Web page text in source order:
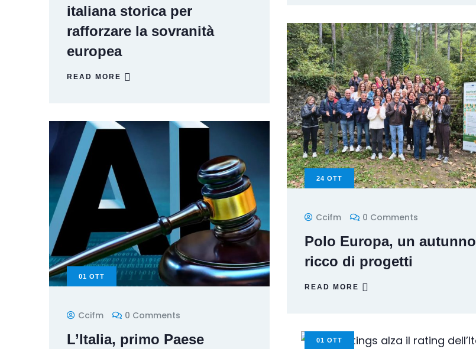
italiana storica per
rafforzare la sovranità
europea
READ MORE
24 OTT
Ccifm 0 Comments
Polo Europa, un autunno
ricco di progetti
READ MORE
01 OTT
Ccifm 0 Comments
L’Italia, primo Paese
01 OTT